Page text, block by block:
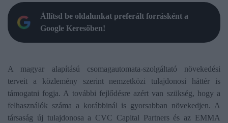
Állítsd be oldalunkat preferált forrásként a
Google Keresőben!
A magyar alapítású csomagautomata-szolgáltató növekedési
terveit a közlemény szerint nemzetközi tulajdonosi háttér is
támogatni fogja. A további fejlődésre azért van szükség, hogy a
felhasználók száma a korábbinál is gyorsabban növekedjen. A
társaság új tulajdonosa a CVC Capital Partners és az EMMA